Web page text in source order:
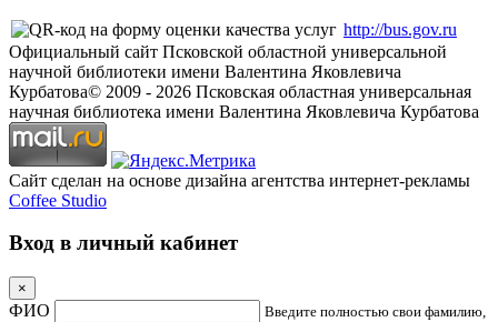
http://bus.gov.ru
Официальный сайт Псковской областной универсальной
научной библиотеки имени Валентина Яковлевича
Курбатова© 2009 - 2026 Псковская областная универсальная
научная библиотека имени Валентина Яковлевича Курбатова
Сайт сделан на основе дизайна агентства интернет-рекламы
Coffee Studio
Вход в личный кабинет
×
ФИО
Введите полностью свои фамилию,